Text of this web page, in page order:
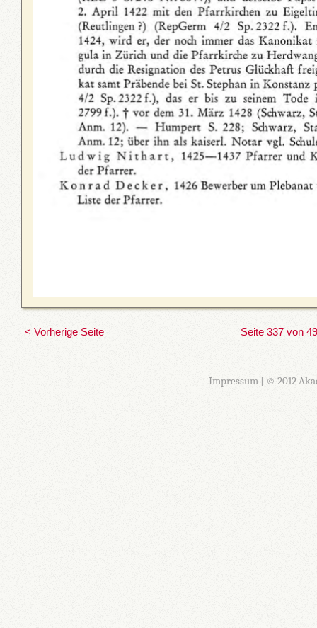
< Vorherige Seite Seite 337 von
Impressum| © 2012